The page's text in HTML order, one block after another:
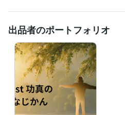
職歴
西沢サービス
出品者のポートフォリオ